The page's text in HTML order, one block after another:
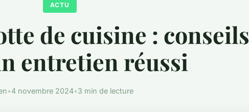
ACTU
de cuisine : conseils
entretien réussi
•4 novembre 2024•3 min de lecture